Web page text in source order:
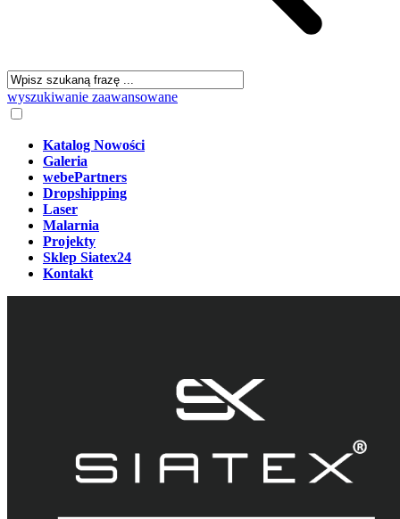
wyszukiwanie zaawansowane
Katalog Nowości
Galeria
webePartners
Dropshipping
Laser
Malarnia
Projekty
Sklep Siatex24
Kontakt